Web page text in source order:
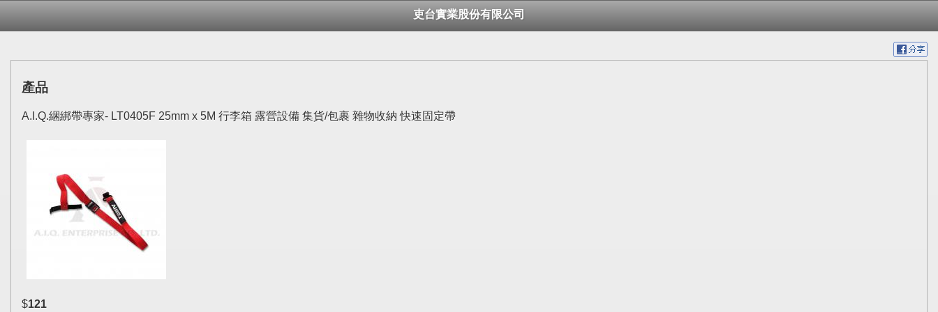
吏台實業股份有限公司
產品
A.I.Q.綑綁帶專家- LT0405F 25mm x 5M 行李箱 露營設備 集貨/包裹 雜物收納 快速固定帶
$121